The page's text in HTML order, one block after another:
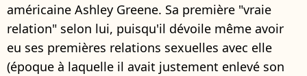
américaine Ashley Greene. Sa première "vraie
relation" selon lui, puisqu'il dévoile même avoir
eu ses premières relations sexuelles avec elle
(époque à laquelle il avait justement enlevé son